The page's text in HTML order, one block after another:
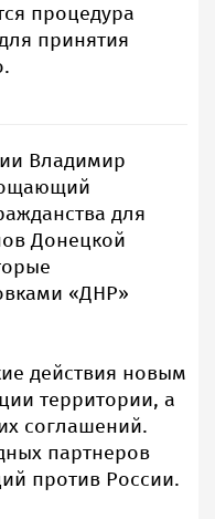
процедура
принятия
Владимир
для
Донецкой
«ДНР»
действия новым
территории, а
соглашений.
партнеров
против России.